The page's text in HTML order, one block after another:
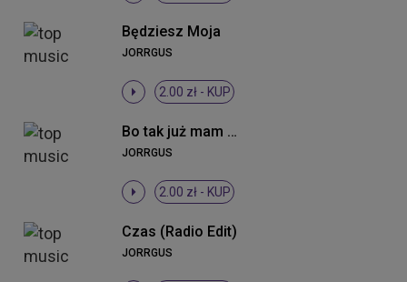
Będziesz Moja
JORRGUS
2.00 zł - KUP
Bo tak już mam (DJ Cookis Tek Remix)
JORRGUS
2.00 zł - KUP
Czas (Radio Edit)
JORRGUS